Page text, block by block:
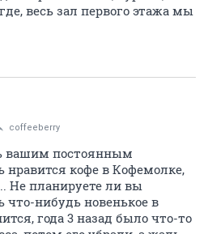
весь зал первого этажа мы
coffeeberry
вашим постоянным
нравится кофе в Кофемолке,
Не планируете ли вы
что-нибудь новенькое в
года 3 назад было что-то